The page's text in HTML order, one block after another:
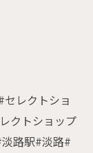
レクトショ
クトショップ
路駅#淡路#